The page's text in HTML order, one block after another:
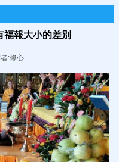
福報大小的差別
:修心